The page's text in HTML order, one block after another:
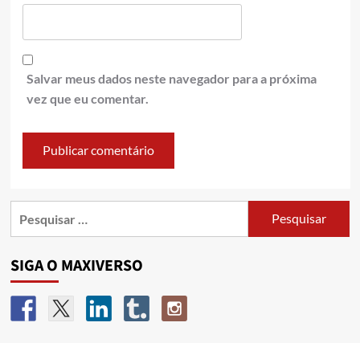
Salvar meus dados neste navegador para a próxima
vez que eu comentar.
SIGA O MAXIVERSO